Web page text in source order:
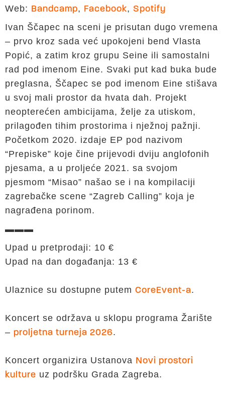
Web: Bandcamp, Facebook, Spotify
Ivan Ščapec na sceni je prisutan dugo vremena
– prvo kroz sada već upokojeni bend Vlasta
Popić, a zatim kroz grupu Seine ili samostalni
rad pod imenom Eine. Svaki put kad buka bude
preglasna, Ščapec se pod imenom Eine stišava
u svoj mali prostor da hvata dah. Projekt
neopterećen ambicijama, želje za utiskom,
prilagođen tihim prostorima i nježnoj pažnji.
Početkom 2020. izdaje EP pod nazivom
“Prepiske” koje čine prijevodi dviju anglofonih
pjesama, a u proljeće 2021. sa svojom
pjesmom “Misao” našao se i na kompilaciji
zagrebačke scene “Zagreb Calling” koja je
nagrađena porinom.
▬▬▬
Upad u pretprodaji: 10 €
Upad na dan događanja: 13 €
Ulaznice su dostupne putem CoreEvent-a.
Koncert se održava u sklopu programa Žarište
– proljetna turneja 2026.
Koncert organizira Ustanova Novi prostori
kulture uz podršku Grada Zagreba.